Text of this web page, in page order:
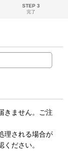
STEP 3
完了
きません。ご注
理される場合が
ださい。